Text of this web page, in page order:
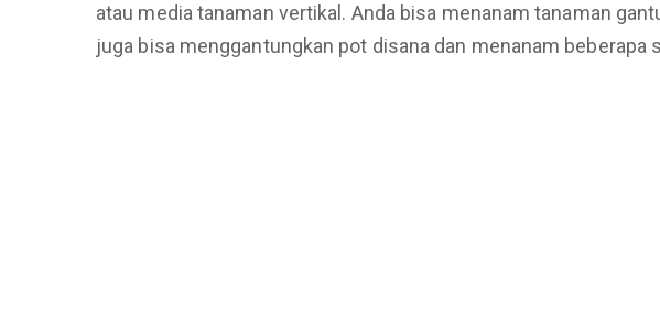
atau media tanaman vertikal. Anda bisa menanam tanaman
juga bisa menggantungkan pot disana dan menanam beberapa